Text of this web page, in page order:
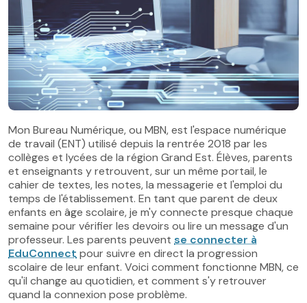
Mon Bureau Numérique, ou MBN, est l'espace numérique
de travail (ENT) utilisé depuis la rentrée 2018 par les
collèges et lycées de la région Grand Est. Élèves, parents
et enseignants y retrouvent, sur un même portail, le
cahier de textes, les notes, la messagerie et l'emploi du
temps de l'établissement. En tant que parent de deux
enfants en âge scolaire, je m'y connecte presque chaque
semaine pour vérifier les devoirs ou lire un message d'un
professeur. Les parents peuvent se connecter à
EduConnectpour suivre en direct la progression
scolaire de leur enfant. Voici comment fonctionne MBN, ce
qu'il change au quotidien, et comment s'y retrouver
quand la connexion pose problème.